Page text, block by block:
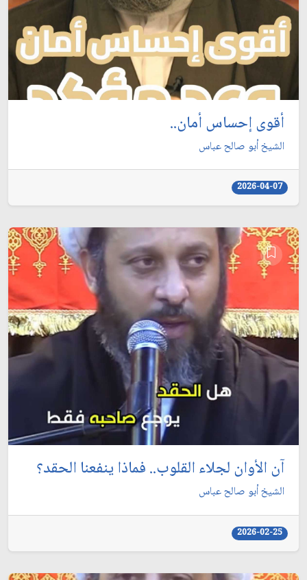
أقوى إحساس أمان..
الشيخ أبو صالح عباس
2026-04-07
آن الأوان لجلاء القلوب.. فماذا ينفعنا الحقد؟
الشيخ أبو صالح عباس
2026-02-25